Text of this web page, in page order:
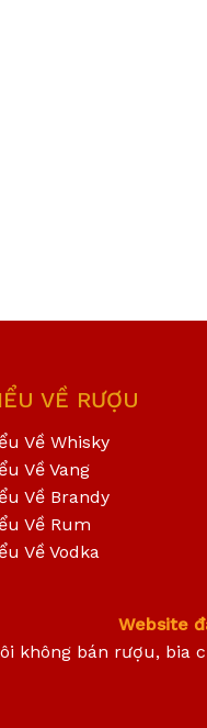
VỀ RƯỢU
Về Whisky
Về Vang
Về Brandy
Về Rum
Về Vodka
Website
không bán rượu, bia